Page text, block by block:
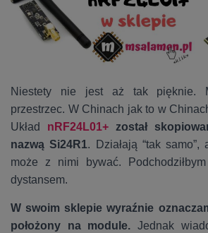
Niestety nie jest aż tak pięknie.
przestrzec. W Chinach jak to w
Układ nRF24L01+został
nazwą Si24R1. Działają “tak
może z nimi bywać.
dystansem.
W swoim sklepie wyraźnie
położony na module. Jednak